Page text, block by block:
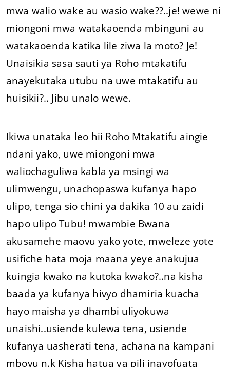
mwa walio wake au wasio wake??..je! wewe ni
miongoni mwa watakaoenda mbinguni au
watakaoenda katika lile ziwa la moto? Je!
Unaisikia sasa sauti ya Roho mtakatifu
anayekutaka utubu na uwe mtakatifu au
huisikii?.. Jibu unalo wewe.
Ikiwa unataka leo hii Roho Mtakatifu aingie
ndani yako, uwe miongoni mwa
waliochaguliwa kabla ya msingi wa
ulimwengu, unachopaswa kufanya hapo
ulipo, tenga sio chini ya dakika 10 au zaidi
hapo ulipo Tubu! mwambie Bwana
akusamehe maovu yako yote, mweleze yote
usifiche hata moja maana yeye anakujua
kuingia kwako na kutoka kwako?..na kisha
baada ya kufanya hivyo dhamiria kuacha
hayo maisha ya dhambi uliyokuwa
unaishi..usiende kulewa tena, usiende
kufanya uasherati tena, achana na kampani
mbovu n.k Kisha hatua ya pili inayofuata